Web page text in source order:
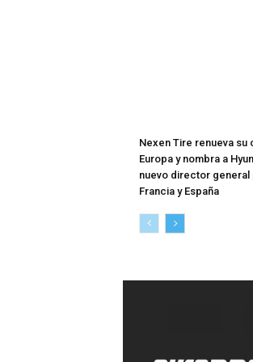
Nexen Tire renueva su
Europa y nombra a
nuevo director general
Francia y España